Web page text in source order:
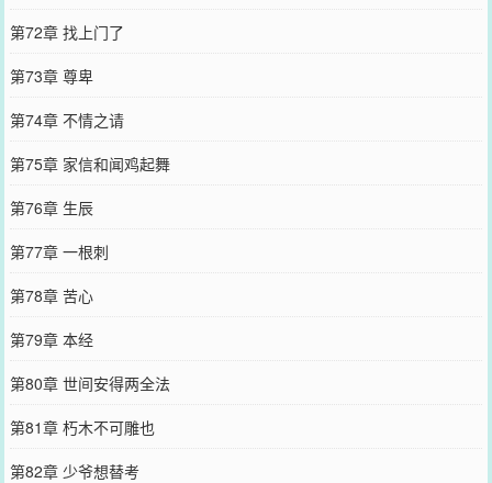
第72章 找上门了
第73章 尊卑
第74章 不情之请
第75章 家信和闻鸡起舞
第76章 生辰
第77章 一根刺
第78章 苦心
第79章 本经
第80章 世间安得两全法
第81章 朽木不可雕也
第82章 少爷想替考